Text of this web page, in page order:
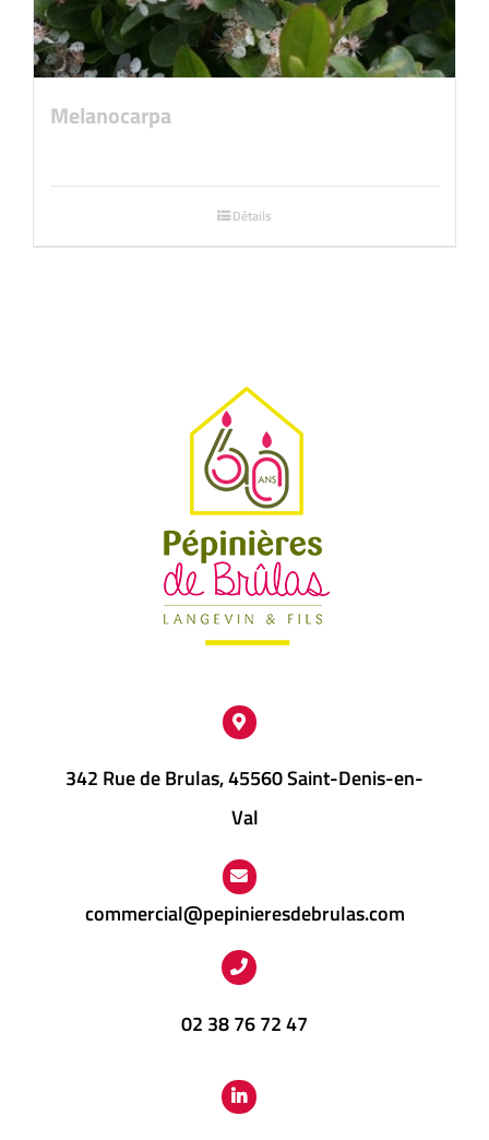
Melanocarpa
Détails
342 Rue de Brulas, 45560 Saint-Denis-en-
Val
commercial@pepinieresdebrulas.com
02 38 76 72 47